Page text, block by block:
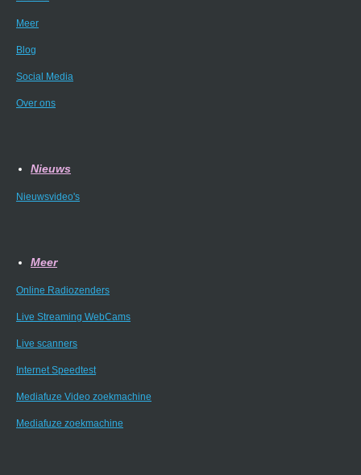
Meer
Blog
Social Media
Over ons
Nieuws
Nieuwsvideo's
Meer
Online Radiozenders
Live Streaming WebCams
Live scanners
Internet Speedtest
Mediafuze Video zoekmachine
Mediafuze zoekmachine